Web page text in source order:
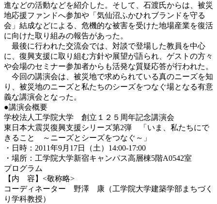
進などの活動などを紹介した。そして、石渡氏からは、被災
地応援ファンドへ参加や「気仙沼ふかひれブランドを守る
会」結成などによる、危機的な被害を受けた地場産業を復活
に向けた取り組みの報告があった。
最後に行われた交流会では、対談で登場した教員を中心
に、復興支援に取り組む方針や展望が語られ、ゲストの方々
や会場のセミナー参加者からも活発な質疑応答が行われた。
今回の講演会は、被災地で求められている真のニーズを知
り、被災地のニーズと私たちのシーズをつなぐ場となる有意
義な講演会となった。
●講演会概要
学校法人工学院大学 創立１２５周年記念講演会
東日本大震災復興支援シリーズ第2弾 「いま、私たちにで
きること ～ニーズとシーズをつなぐ～」
・日時：2011年9月17日（土）14:00-17:00
・場所：工学院大学新宿キャンパス高層棟5階A0542室
プログラム
【内 容】<敬称略>
コーディネーター 野澤 康（工学院大学建築学部まちづく
り学科教授）